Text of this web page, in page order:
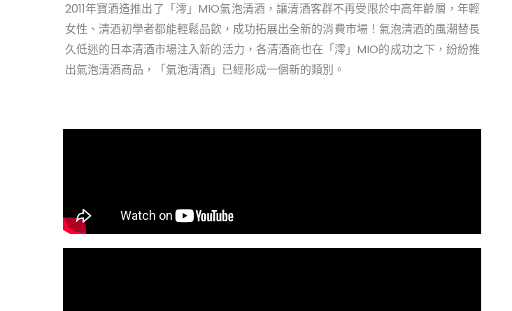
2011年寶酒造推出了「澪」MIO氣泡清酒，讓清酒客群不再受限於中高年齡層，年輕
女性、清酒初學者都能輕鬆品飲，成功拓展出全新的消費市場！氣泡清酒的風潮替長
久低迷的日本清酒市場注入新的活力，各清酒商也在「澪」MIO的成功之下，紛紛推
出氣泡清酒商品，「氣泡清酒」已經形成一個新的類別。